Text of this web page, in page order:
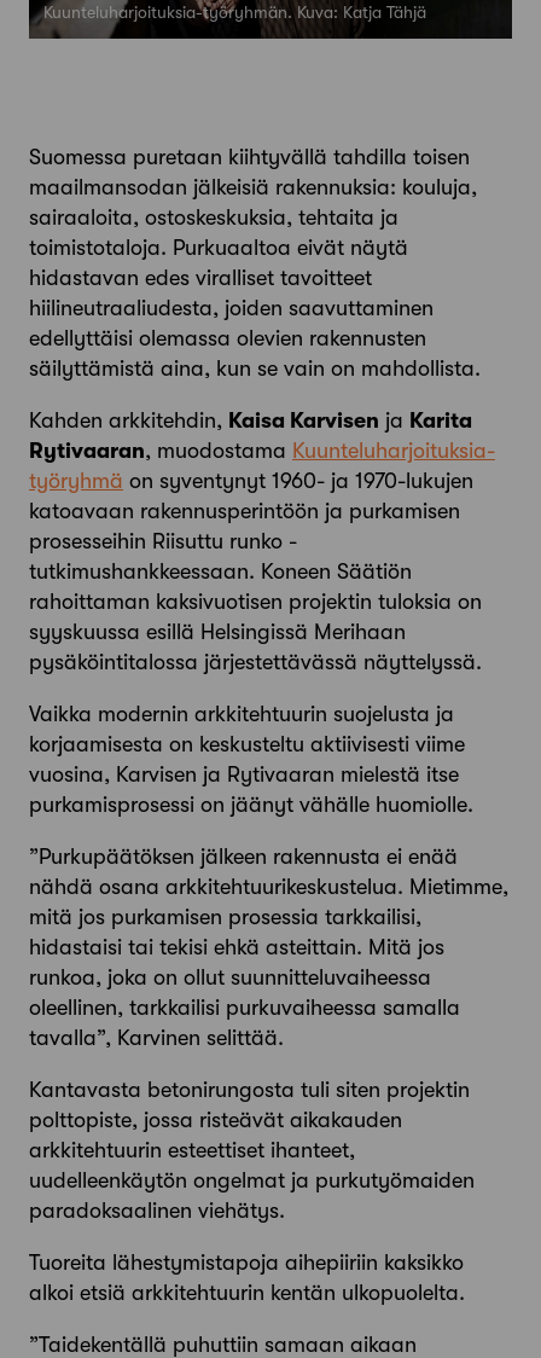
Kuunteluharjoituksia-työryhmän. Kuva: Katja Tähjä
Suomessa puretaan kiihtyvällä tahdilla toisen
maailmansodan jälkeisiä rakennuksia: kouluja,
sairaaloita, ostoskeskuksia, tehtaita ja
toimistotaloja. Purkuaaltoa eivät näytä
hidastavan edes viralliset tavoitteet
hiilineutraaliudesta, joiden saavuttaminen
edellyttäisi olemassa olevien rakennusten
säilyttämistä aina, kun se vain on mahdollista.
Kahden arkkitehdin, Kaisa ­Karvisen ja Karita
Rytivaaran, ­muodostama Kuunteluharjoituksia-
työryhmä on syventynyt 1960- ja 1970-lukujen
katoavaan rakennusperintöön ja purkamisen
prosesseihin Riisuttu runko -
tutkimushankkeessaan. Koneen Säätiön
rahoittaman kaksivuotisen projektin tuloksia on
syyskuussa esillä Helsingissä Merihaan
pysäköinti­talossa järjestettävässä ­näyttelyssä.
Vaikka modernin arkkitehtuurin suojelusta ja
korjaamisesta on keskusteltu aktiivisesti viime
vuosina, Karvisen ja Rytivaaran mielestä itse
purkamisprosessi on jäänyt vähälle huomiolle.
”Purkupäätöksen jälkeen rakennusta ei enää
nähdä osana arkkitehtuuri­keskustelua. Mietimme,
mitä jos purkamisen prosessia tarkkailisi,
hidastaisi tai tekisi ehkä asteittain. Mitä jos
runkoa, joka on ollut suunnitteluvaiheessa
oleellinen, tarkkailisi purkuvaiheessa samalla
tavalla”, Karvinen selittää.
Kantavasta betonirungosta tuli siten projektin
polttopiste, jossa risteävät aikakauden
arkkitehtuurin esteettiset ihanteet,
uudelleenkäytön ongelmat ja purkutyömaiden
paradoksaalinen viehätys.
Tuoreita lähestymistapoja aihepiiriin kaksikko
alkoi etsiä arkkitehtuurin kentän ulkopuolelta.
”Taidekentällä puhuttiin samaan aikaan